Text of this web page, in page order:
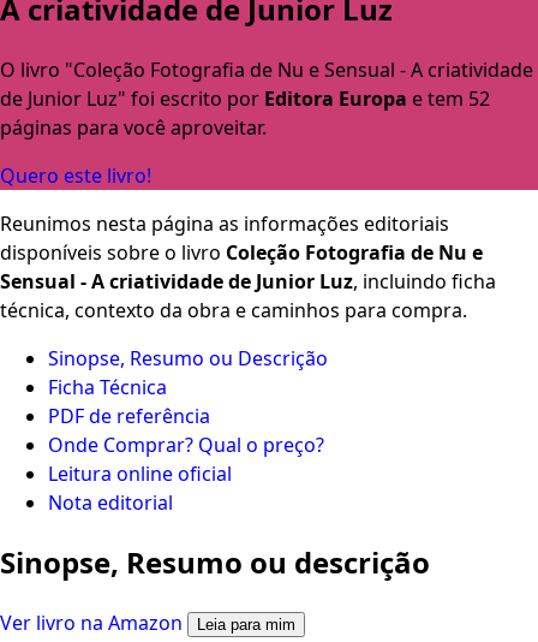
A criatividade de Junior Luz
O livro "Coleção Fotografia de Nu e Sensual - A criatividade
de Junior Luz" foi escrito por Editora Europa e tem 52
páginas para você aproveitar.
Quero este livro!
Reunimos nesta página as informações editoriais
disponíveis sobre o livro Coleção Fotografia de Nu e
Sensual - A criatividade de Junior Luz, incluindo ficha
técnica, contexto da obra e caminhos para compra.
Sinopse, Resumo ou Descrição
Ficha Técnica
PDF de referência
Onde Comprar? Qual o preço?
Leitura online oficial
Nota editorial
Sinopse, Resumo ou descrição
Ver livro na Amazon Leia para mim